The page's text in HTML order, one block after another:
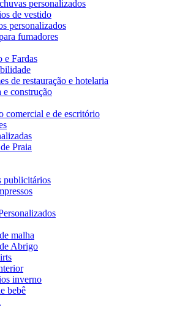
personalizados
de vestido
personalizados
fumadores
e Fardas
de restauração e hotelaria
e construção
comercial e de escritório
Praia
publicitários
malha
Abrigo
inverno
bebê